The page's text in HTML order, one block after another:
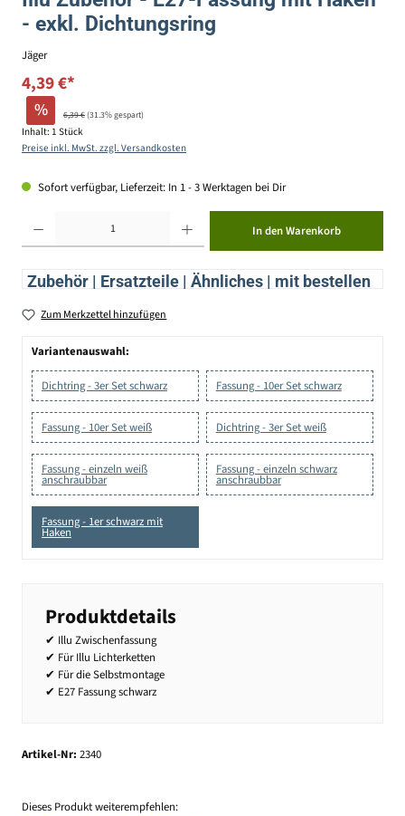
- exkl. Dichtungsring
Jäger
4,39 €*
% 6,39 €(31.3% gespart)
Inhalt: 1 Stück
Preise inkl. MwSt. zzgl. Versandkosten
Sofort verfügbar, Lieferzeit: In 1 - 3 Werktagen bei Dir
In den Warenkorb
Zubehör | Ersatzteile | Ähnliches | mit bestellen
Zum Merkzettel hinzufügen
Variantenauswahl:
Dichtring - 3er Set schwarz Fassung - 10er Set schwarz
Fassung - 10er Set weiß Dichtring - 3er Set weiß
Fassung - einzeln weiß
anschraubbar
Fassung - einzeln schwarz
anschraubbar
Fassung - 1er schwarz mit
Haken
Produktdetails
✔ Illu Zwischenfassung
✔ Für Illu Lichterketten
✔ Für die Selbstmontage
✔ E27 Fassung schwarz
Artikel-Nr: 2340
Dieses Produkt weiterempfehlen: